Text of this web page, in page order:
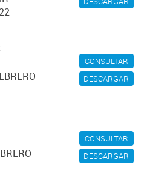
CONSULTAR
DESCARGAR
CONSULTAR
DESCARGAR